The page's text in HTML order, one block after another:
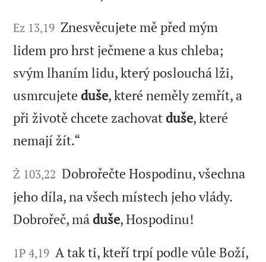
Ez 13,19 Znesvěcujete mě před mým
lidem pro hrst ječmene a kus chleba;
svým lhaním lidu, který poslouchá lži,
usmrcujete duše, které neměly zemřít, a
při životě chcete zachovat duše, které
nemají žít.“
Ž 103,22 Dobrořečte Hospodinu, všechna
jeho díla, na všech místech jeho vlády.
Dobrořeč, má duše, Hospodinu!
1P 4,19 A tak ti, kteří trpí podle vůle Boží,